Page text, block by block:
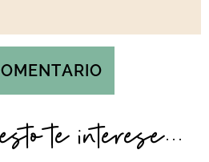
te interese...